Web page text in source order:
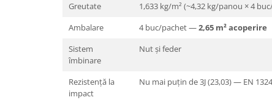
Greutate
1,633 kg/m² (~4,32 kg/panou × 4
Ambalare
4 buc/pachet —2,65 m² acoperire
Sistem
îmbinare
Nut și feder
Rezistență la
impact
Nu mai puțin de 3J (23,03) — EN